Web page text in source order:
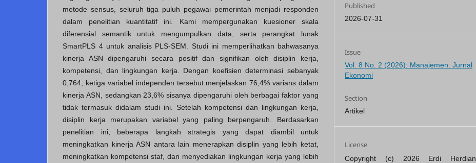
metode sensus, seluruh tiga puluh pegawai pemerintah menjadi responden
dalam penelitian kuantitatif ini. Kami mempergunakan kuesioner skala
diferensial semantik untuk mengumpulkan data, serta perangkat lunak
SmartPLS 4 untuk analisis PLS-SEM. Studi ini memperlihatkan bahwasanya
kinerja ASN dipengaruhi secara positif dan signifikan oleh disiplin kerja,
kompetensi, dan lingkungan kerja. Dengan koefisien determinasi sebanyak
0,764, ketiga variabel independen tersebut menjelaskan 76,4% varians dalam
kinerja ASN, sedangkan 23,6% sisanya dipengaruhi oleh berbagai faktor yang
tidak termasuk didalam studi ini. Setelah kompetensi dan lingkungan kerja,
disiplin kerja merupakan variabel yang paling berpengaruh. Berdasarkan
penelitian ini, beberapa langkah strategis yang dapat diambil untuk
meningkatkan kinerja ASN antara lain menerapkan disiplin yang lebih ketat,
meningkatkan kompetensi staf, dan menyediakan lingkungan kerja yang lebih
Published
2026-07-31
Issue
Vol. 8 No. 2 (2026): Manajemen: Jurnal
Ekonomi
Section
Artikel
License
Copyright (c) 2026 Erdi Herdian,